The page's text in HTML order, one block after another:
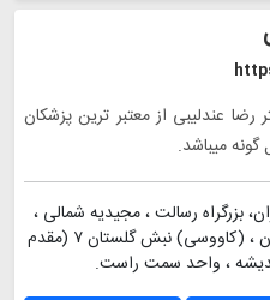
رضا عندلیبی از معتبر ترین پزشکان
گونه میباشد.
بزرگراه رسالت ، مجیدیه شمالی ،
میدان بهشتی ، بلوار بیژن ، (کاووسی) نبش گلستان ۷ (مقدم
، واحد سمت راست.